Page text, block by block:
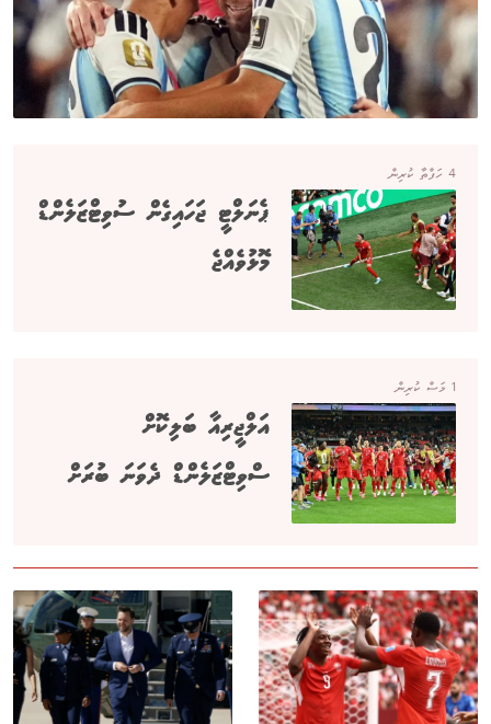
4 ހަފްތާ ކުރިން
ޕެނަލްޓީ ޖަހައިގެން ސުވިޓްޒަލެންޑް
މޮޅުވެއްޖެ
1 މަސް ކުރިން
އަލްޖީރިއާ ބަލިކޮށް
ސްވިޓްޒަލެންޑް ދެވަނަ ބުރަށް